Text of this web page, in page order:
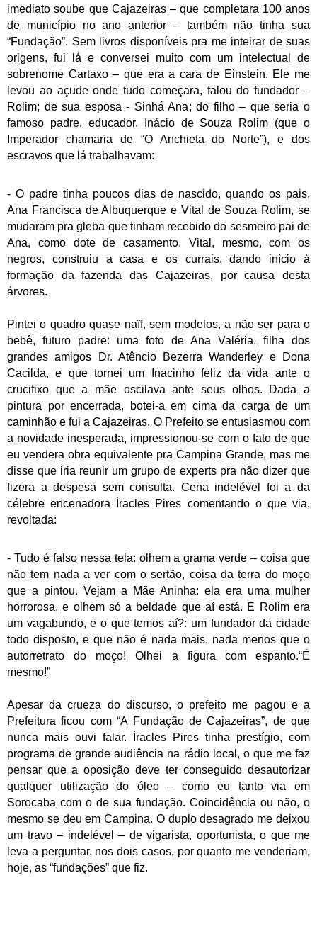
imediato soube que Cajazeiras – que completara 100 anos
de município no ano anterior – também não tinha sua
“Fundação”. Sem livros disponíveis pra me inteirar de suas
origens, fui lá e conversei muito com um intelectual de
sobrenome Cartaxo – que era a cara de Einstein. Ele me
levou ao açude onde tudo começara, falou do fundador –
Rolim; de sua esposa - Sinhá Ana; do filho – que seria o
famoso padre, educador, Inácio de Souza Rolim (que o
Imperador chamaria de “O Anchieta do Norte”), e dos
escravos que lá trabalhavam:
- O padre tinha poucos dias de nascido, quando os pais,
Ana Francisca de Albuquerque e Vital de Souza Rolim, se
mudaram pra gleba que tinham recebido do sesmeiro pai de
Ana, como dote de casamento. Vital, mesmo, com os
negros, construiu a casa e os currais, dando início à
formação da fazenda das Cajazeiras, por causa desta
árvores.
Pintei o quadro quase naïf, sem modelos, a não ser para o
bebê, futuro padre: uma foto de Ana Valéria, filha dos
grandes amigos Dr. Atêncio Bezerra Wanderley e Dona
Cacilda, e que tornei um Inacinho feliz da vida ante o
crucifixo que a mãe oscilava ante seus olhos. Dada a
pintura por encerrada, botei-a em cima da carga de um
caminhão e fui a Cajazeiras. O Prefeito se entusiasmou com
a novidade inesperada, impressionou-se com o fato de que
eu vendera obra equivalente pra Campina Grande, mas me
disse que iria reunir um grupo de experts pra não dizer que
fizera a despesa sem consulta. Cena indelével foi a da
célebre encenadora Íracles Pires comentando o que via,
revoltada:
- Tudo é falso nessa tela: olhem a grama verde – coisa que
não tem nada a ver com o sertão, coisa da terra do moço
que a pintou. Vejam a Mãe Aninha: ela era uma mulher
horrorosa, e olhem só a beldade que aí está. E Rolim era
um vagabundo, e o que temos aí?: um fundador da cidade
todo disposto, e que não é nada mais, nada menos que o
autorretrato do moço! Olhei a figura com espanto.“É
mesmo!”
Apesar da crueza do discurso, o prefeito me pagou e a
Prefeitura ficou com “A Fundação de Cajazeiras”, de que
nunca mais ouvi falar. Íracles Pires tinha prestígio, com
programa de grande audiência na rádio local, o que me faz
pensar que a oposição deve ter conseguido desautorizar
qualquer utilização do óleo – como eu tanto via em
Sorocaba com o de sua fundação. Coincidência ou não, o
mesmo se deu em Campina. O duplo desagrado me deixou
um travo – indelével – de vigarista, oportunista, o que me
leva a perguntar, nos dois casos, por quanto me venderiam,
hoje, as “fundações” que fiz.